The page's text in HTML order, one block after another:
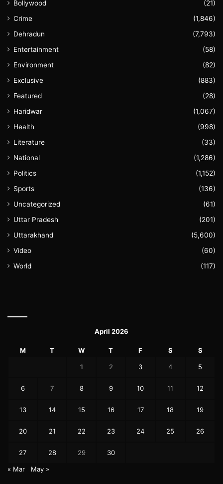
Bollywood
(21)
Crime
(1,846)
Dehradun
(7,793)
Entertainment
(58)
Environment
(82)
Exclusive
(883)
Featured
(28)
Haridwar
(1,067)
Health
(998)
Literature
(33)
National
(1,286)
Politics
(1,152)
Sports
(136)
Uncategorized
(61)
Uttar Pradesh
(201)
Uttarakhand
(5,600)
Video
(60)
World
(117)
April 2026
M T W T F S S
1 2 3 4 5
6 7 8 9 10 11 12
13 14 15 16 17 18 19
20 21 22 23 24 25 26
27 28 29 30
« Mar May »